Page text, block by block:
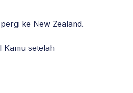
ke New Zealand.
Kamu setelah